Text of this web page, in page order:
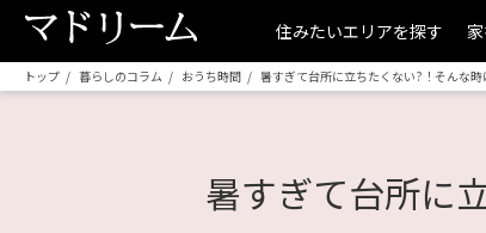
住みたいエリアを探す
トップ 暮らしのコラム おうち時間 暑すぎて台所に立ちたくない?！そんな
暑すぎて台所に